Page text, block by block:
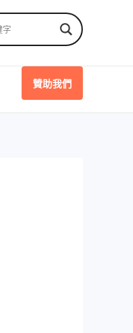
贊助我們